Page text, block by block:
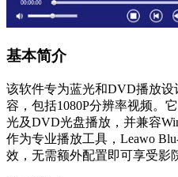
基本简介
该软件专为蓝光和DVD播放
容，包括1080P分辨率视频。
光及DVD光盘播放，并兼容
作为专业播放工具，Leawo
效，无需额外配置即可享受影